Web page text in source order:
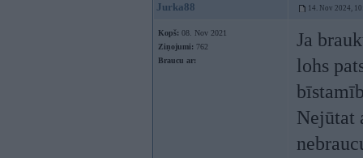
Jurka88 14. Nov 2024,
Kopš: 08. Nov 2021
Ziņojumi: 762
Braucu ar:
Ja
lohs
Nejūtat